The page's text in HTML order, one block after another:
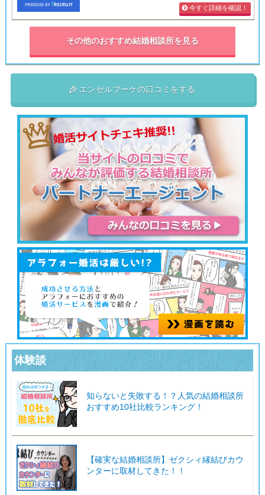
今すぐ詳細を確認！
その他のおすすめ結婚相談所を見る
 エンゼルブーケの口コミをする
体験談
知らないと失敗する！？人気の結婚相談所
おすすめ10社比較ランキング！
【確実な結婚相談所】ゼクシィ縁結びカウ
ンターに取材してきた！！